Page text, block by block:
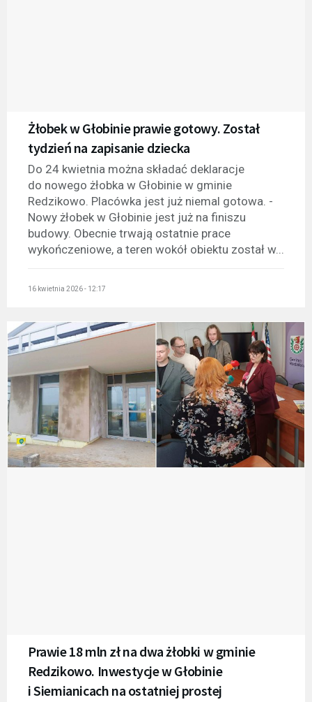
Żłobek w Głobinie prawie gotowy. Został
tydzień na zapisanie dziecka
Do 24 kwietnia można składać deklaracje
do nowego żłobka w Głobinie w gminie
Redzikowo. Placówka jest już niemal gotowa. -
Nowy żłobek w Głobinie jest już na finiszu
budowy. Obecnie trwają ostatnie prace
wykończeniowe, a teren wokół obiektu został w...
16 kwietnia 2026 - 12:17
Prawie 18 mln zł na dwa żłobki w gminie
Redzikowo. Inwestycje w Głobinie
i Siemianicach na ostatniej prostej